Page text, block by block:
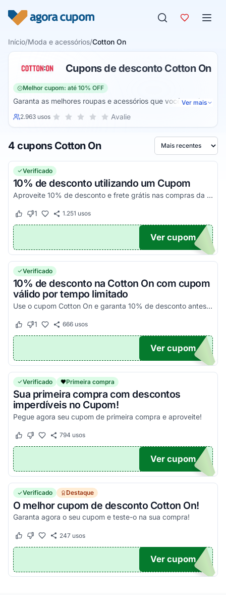
Início/Moda e acessórios/Cotton On
Cupons de desconto Cotton On
Melhor cupom: até 10% OFF
Garanta as melhores roupas e acessórios que você precisa
no seu dia a dia na Cotton On, uma loja online de qualidade
bem mas sem gastar muito, e economizando ainda mais
Ver mais
2.963 usosSua nota para Cotton On, de 1 a 5 estrelas
5 estrelas
4 estrelas
3 estrelas
2 estrelas
1 estrela Avalie
4 cupons Cotton On Ordenar por
Verificado
10% de desconto utilizando um Cupom
Aproveite 10% de desconto e frete grátis nas compras da Cotton On aplicando o cupom válido.
Este cupom funcionou
Este cupom não funcionou
1 1.251 usos
V15
Ver cupom
Verificado
10% de desconto na Cotton On com cupom
válido por tempo limitado
Use o cupom Cotton On e garanta 10% de desconto antes que a oferta por tempo limitado termine.
Este cupom funcionou
Este cupom não funcionou
1 666usos
10
Ver cupom
Verificado Primeira compra
Sua primeira compra com descontos
imperdíveis no Cupom!
Pegue agora seu cupom de primeira compra e aproveite!
Este cupom funcionou
Este cupom não funcionou
794 usos
TICO
Ver cupom
Verificado Destaque
O melhor cupom de desconto Cotton On!
Garanta agora o seu cupom e teste-o na sua compra!
Este cupom funcionou
Este cupom não funcionou
247usos
TICO
Ver cupom